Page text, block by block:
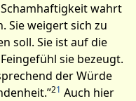
wahrt
Sie weigert sich zu
soll. Sie ist auf die
sie bezeugt.
der Würde
21 Auch hier